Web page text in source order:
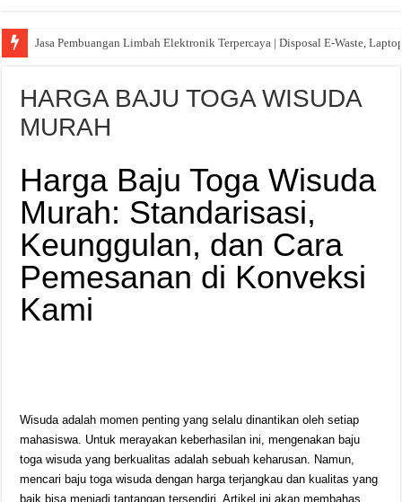
Jasa Pembuangan Limbah Elektronik Terpercaya | Disposal E-Waste,
HARGA BAJU TOGA WISUDA
MURAH
Harga Baju Toga Wisuda
Murah: Standarisasi,
Keunggulan, dan Cara
Pemesanan di Konveksi
Kami
Wisuda adalah momen penting yang selalu dinantikan oleh setiap
mahasiswa. Untuk merayakan keberhasilan ini, mengenakan baju
toga wisuda yang berkualitas adalah sebuah keharusan. Namun,
mencari baju toga wisuda dengan harga terjangkau dan kualitas yang
baik bisa menjadi tantangan tersendiri. Artikel ini akan membahas